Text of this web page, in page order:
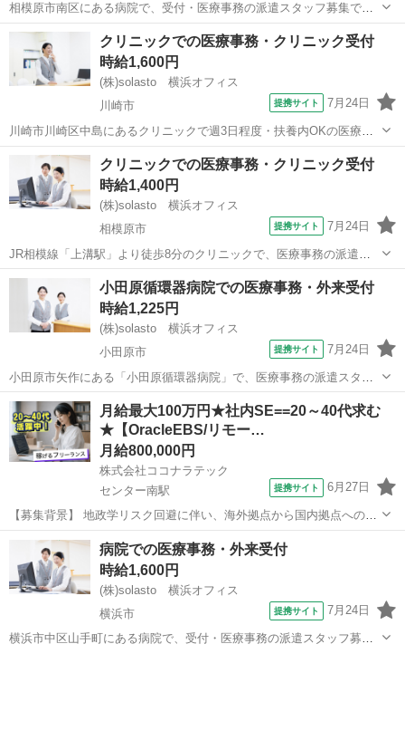
相模原市南区にある病院で、受付・医療事務の派遣スタッフ募集で
す。 窓口での受付や患者様の案内、会計業務などをお任せします。 未
経験や専門知識がなくても大丈夫◎ 医療機関でのお仕事が初めての方
も心配いりません♪ 飲食店やコン...
神奈川 相模原市 データ入力
クリニックでの医療事務・クリニック受付
時給1,600円
(株)solasto 横浜オフィス
川崎市
提携サイト 7月24日
川崎市川崎区中島にあるクリニックで週3日程度・扶養内OKの医療事
務の派遣スタッフ募集◎ 資格と経験が活かせる高時給の派遣求人♪ 医
療事務資格をお持ちで、レセプト業務・レセコン入力ができる経験者
の募集です。 3名の医療事務...
神奈川 川崎市 データ入力
クリニックでの医療事務・クリニック受付
時給1,400円
(株)solasto 横浜オフィス
相模原市
提携サイト 7月24日
JR相模線「上溝駅」より徒歩8分のクリニックで、医療事務の派遣パ
ートスタッフ求人募集です。 糖尿病内科や内科の診療を行うクリニッ
クで、患者様の受付、会計、電話対応、レセプト業務などをお任せし
ます。 週2日～3日のご勤務で...
神奈川 相模原市 データ入力
小田原循環器病院での医療事務・外来受付
時給1,225円
(株)solasto 横浜オフィス
小田原市
提携サイト 7月24日
小田原市矢作にある「小田原循環器病院」で、医療事務の派遣スタッ
フ募集! 受付やレジ業務などの患者様対応と会計入力、スキャナー業
務、新患登録業務などの入力事務をお任せします。 週3日～・シフト
相談OK◎ 家事や子育て、プラ...
神奈川 小田原市 データ入力
月給最大100万円★社内SE==20～40代求む
★【OracleEBS/リモー…
月給800,000円
株式会社ココナラテック
センター南駅
提携サイト 6月27日
【募集背景】 地政学リスク回避に伴い、海外拠点から国内拠点への運
用保守移管を推進するプロジェクトになります。 【作業内容】 社内に
おける経理領域アプリケーション(Oracle EBS)の運用保守業務の引き
継ぎおよび運用への...
神奈川 センター南駅 エンジニア
病院での医療事務・外来受付
時給1,600円
(株)solasto 横浜オフィス
横浜市
提携サイト 7月24日
横浜市中区山手町にある病院で、受付・医療事務の派遣スタッフ募集!